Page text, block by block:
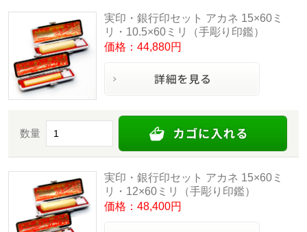
実印・銀行印セット アカネ 15×60ミ
リ・10.5×60ミリ（手彫り印鑑）
価格：44,880円
数量
実印・銀行印セット アカネ 15×60ミ
リ・12×60ミリ（手彫り印鑑）
価格：48,400円